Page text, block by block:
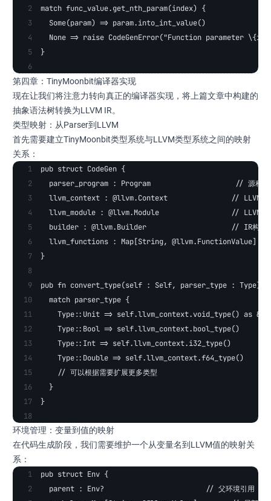
match func_value.get_nth_param(index) {
  Some(param) => param.into_int_value()
None => raise CodeGenError("Function parameter
}
第四章：TinyMoonbit编译器实现
现在让我们将注意力转向真正的编译器实现，将上篇文章中构建的
抽象语法树转换为LLVM IR。
类型映射：从Parser到LLVM
首先需要建立TinyMoonbit类型系统与LLVM类型系统之间的映射
关系：
pub struct CodeGen {
parser_program : Program                    // 源程序
llvm_context : @llvm.Context               // LLVM上
llvm_module : @llvm.Module                 // LLVM模
builder : @llvm.Builder                    // IR构建
llvm_functions : Map[String, @llvm.FunctionValue]  //
}
pub fn convert_type(self : Self, parser_type : Type) -
  match parser_type {
Type::Unit => self.llvm_context.void_type() as
    Type::Bool => self.llvm_context.bool_type()
    Type::Int => self.llvm_context.i32_type()
    Type::Double => self.llvm_context.f64_type()
    // 可以根据需要扩展更多类型
  }
}
环境管理：变量到值的映射
在代码生成阶段，我们需要维护一个从变量名到LLVM值的映射关
系：
pub struct Env {
  parent : Env?                        // 父环境引用